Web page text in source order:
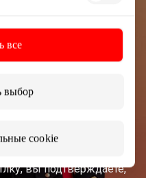
все
выбор
cookie
вы подтверждаете,